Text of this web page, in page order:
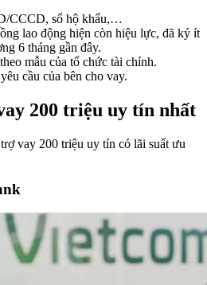
CCCD, sổ hộ khẩu,…
lao động hiện còn hiệu lực, đã ký ít
6 tháng gần đây.
mẫu của tổ chức tài chính.
cầu của bên cho vay.
200 triệu uy tín nhất
vay 200 triệu uy tín có lãi suất ưu